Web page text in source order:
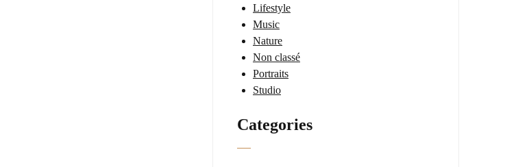
Lifestyle
Music
Nature
Non classé
Portraits
Studio
Categories